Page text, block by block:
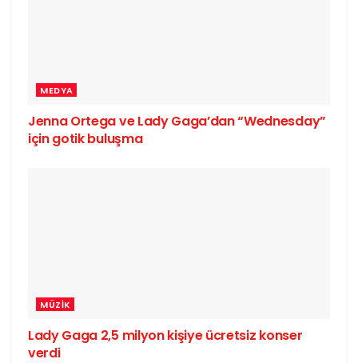
MEDYA
Jenna Ortega ve Lady Gaga’dan “Wednesday”
için gotik buluşma
MÜZIK
Lady Gaga 2,5 milyon kişiye ücretsiz konser
verdi